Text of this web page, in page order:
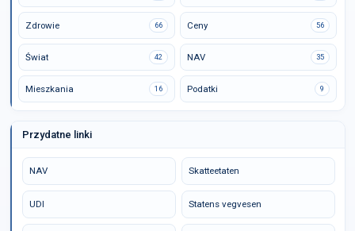
Zdrowie 66 Ceny 56
Świat 42 NAV 35
Mieszkania 16 Podatki 9
Przydatne linki
NAV Skatteetaten
UDI Statens vegvesen